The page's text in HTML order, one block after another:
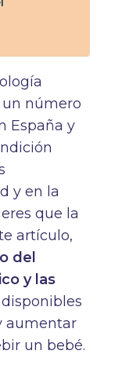
número
España y
y en la
que la
artículo,
del
y las
disponibles
aumentar
un bebé.